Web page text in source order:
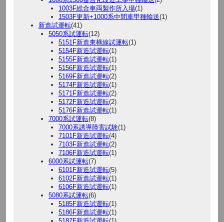
1003F総合車両製作所入場(1)
1503F更新+1000系中間車甲種輸送(1)
新造試運転(41)
5050系試運転(12)
5151F新造東横線試運転(1)
5154F新造試運転(1)
5155F新造試運転(1)
5156F新造試運転(1)
5169F新造試運転(2)
5174F新造試運転(1)
5171F新造試運転(2)
5172F新造試運転(2)
5176F新造試運転(1)
7000系試運転(8)
7000系誘導障害試験(1)
7101F新造試運転(4)
7103F新造試運転(2)
7106F新造試運転(1)
6000系試運転(7)
6101F新造試運転(5)
6102F新造試運転(1)
6106F新造試運転(1)
5080系試運転(6)
5185F新造試運転(1)
5186F新造試運転(1)